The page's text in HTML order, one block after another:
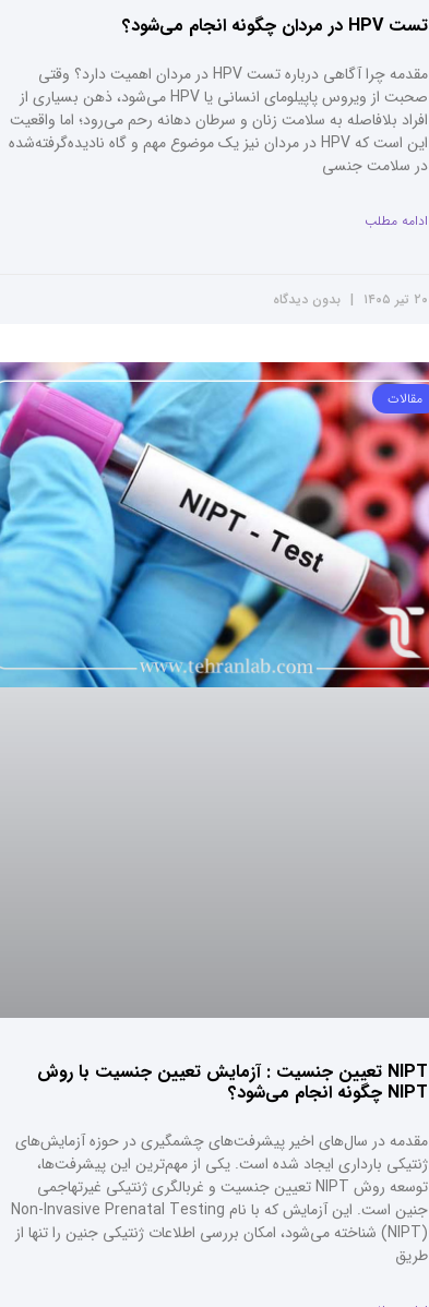
تست HPV در مردان چگونه انجام می‌شود؟
مقدمه چرا آگاهی درباره تست HPV در مردان اهمیت دارد؟ وقتی
صحبت از ویروس پاپیلومای انسانی یا HPV می‌شود، ذهن بسیاری از
افراد بلافاصله به سلامت زنان و سرطان دهانه رحم می‌رود؛ اما واقعیت
این است که HPV در مردان نیز یک موضوع مهم و گاه نادیده‌گرفته‌شده
در سلامت جنسی
ادامه مطلب
۲۰ تیر ۱۴۰۵ بدون دیدگاه
مقالات
NIPT تعیین جنسیت : آزمایش تعیین جنسیت با روش
NIPT چگونه انجام می‌شود؟
مقدمه در سال‌های اخیر پیشرفت‌های چشمگیری در حوزه آزمایش‌های
ژنتیکی بارداری ایجاد شده است. یکی از مهم‌ترین این پیشرفت‌ها،
توسعه روش NIPT تعیین جنسیت و غربالگری ژنتیکی غیرتهاجمی
جنین است. این آزمایش که با نام Non‑Invasive Prenatal Testing
(NIPT) شناخته می‌شود، امکان بررسی اطلاعات ژنتیکی جنین را تنها از
طریق